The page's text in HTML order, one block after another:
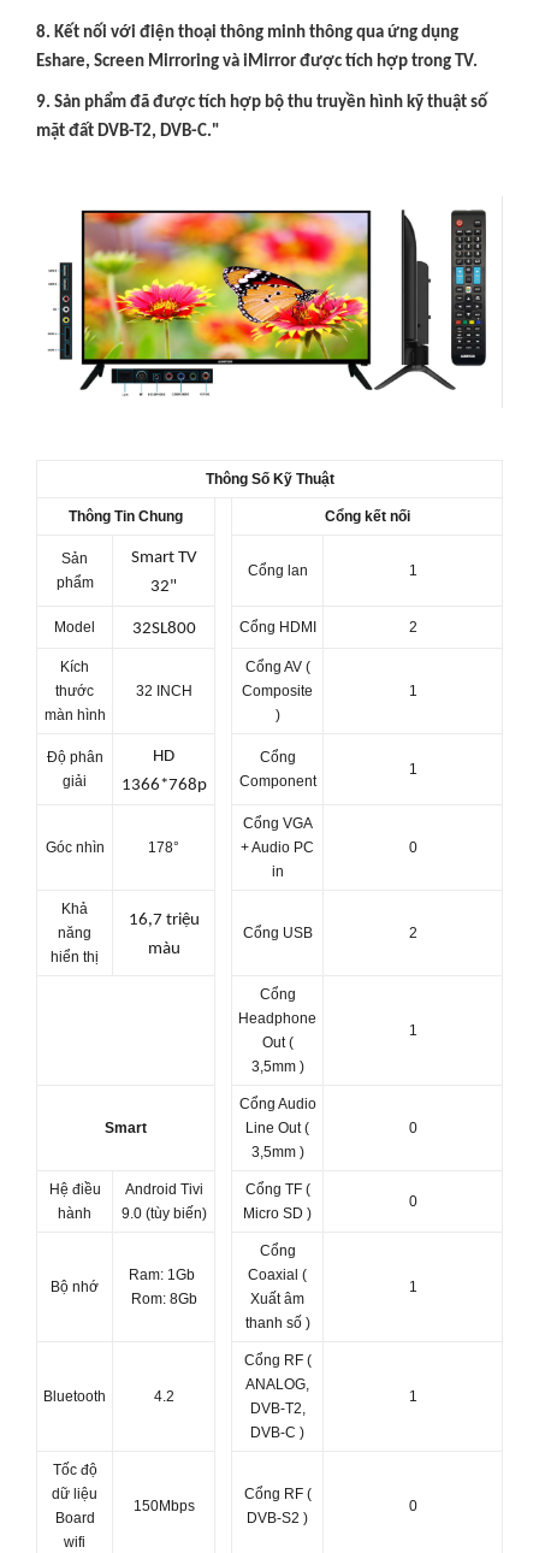
8. Kết nối với điện thoại thông minh thông qua ứng dụng
Eshare, Screen Mirroring và iMirror được tích hợp trong TV.
9. Sản phẩm đã được tích hợp bộ thu truyền hình kỹ thuật số
mặt đất DVB-T2, DVB-C."
Thông Số Kỹ Thuật
Thông Tin Chung Cổng kết nối
Sản
phẩm
Smart TV
32"
Cổng lan 1
Model 32SL800 Cổng HDMI 2
Kích
thước
màn hình
32 INCH
Cổng AV (
Composite
)
1
Độ phân
giải
HD
1366*768p
Cổng
Component
1
Góc nhìn 178°
Cổng VGA
+ Audio PC
in
0
Khả
năng
hiển thị
16,7 triệu
màu
Cổng USB 2
Cổng
Headphone
Out (
3,5mm )
1
Smart
Cổng Audio
Line Out (
3,5mm )
0
Hệ điều
hành
Android Tivi
9.0 (tùy biến)
Cổng TF (
Micro SD )
0
Bộ nhớ
Ram: 1Gb
Rom: 8Gb
Cổng
Coaxial (
Xuất âm
thanh số )
1
Bluetooth 4.2
Cổng RF (
ANALOG,
DVB-T2,
DVB-C )
1
Tốc độ
dữ liệu
Board
wifi
150Mbps
Cổng RF (
DVB-S2 )
0